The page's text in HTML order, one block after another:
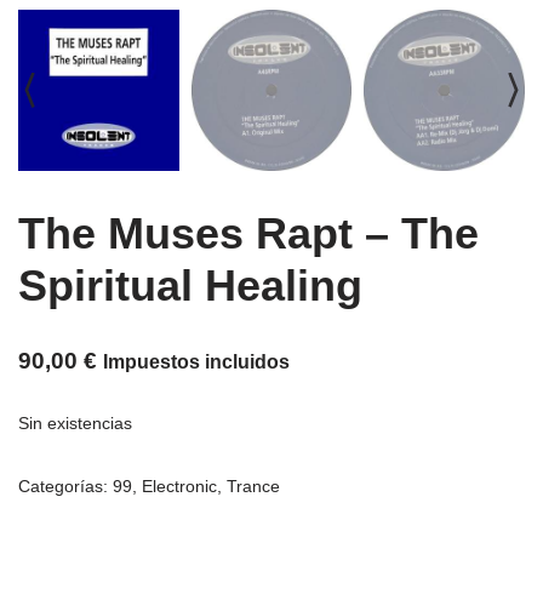
The Muses Rapt – The
Spiritual Healing
90,00 € Impuestos incluidos
Sin existencias
Categorías: 99, Electronic, Trance